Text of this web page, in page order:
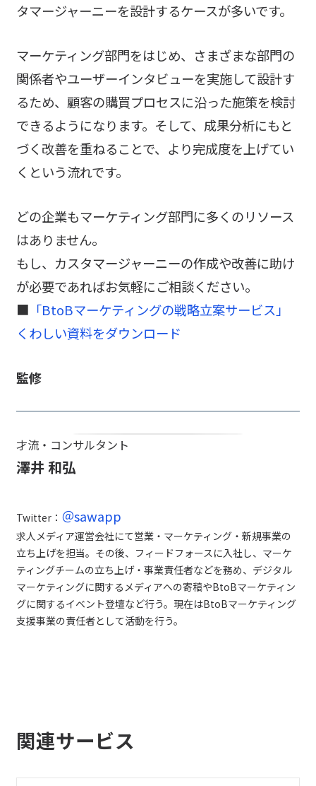
タマージャーニーを設計するケースが多いです。
マーケティング部門をはじめ、さまざまな部門の
関係者やユーザーインタビューを実施して設計す
るため、顧客の購買プロセスに沿った施策を検討
できるようになります。そして、成果分析にもと
づく改善を重ねることで、より完成度を上げてい
くという流れです。
どの企業もマーケティング部門に多くのリソース
はありません。
もし、カスタマージャーニーの作成や改善に助け
が必要であればお気軽にご相談ください。
■ 「BtoBマーケティングの戦略立案サービス」
くわしい資料をダウンロード
監修
才流・コンサルタント
澤井 和弘
Twitter： ＠sawapp
求人メディア運営会社にて営業・マーケティング・新規事業の
立ち上げを担当。その後、フィードフォースに入社し、マーケ
ティングチームの立ち上げ・事業責任者などを務め、デジタル
マーケティングに関するメディアへの寄稿やBtoBマーケティン
グに関するイベント登壇など行う。現在はBtoBマーケティング
支援事業の責任者として活動を行う。
関連サービス